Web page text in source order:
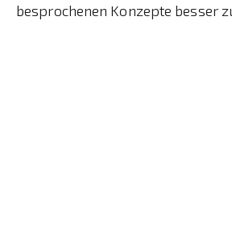
besprochenen Konzepte besser